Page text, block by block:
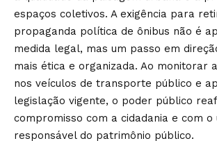
espaços coletivos. A exigência para
propaganda política de ônibus não é
medida legal, mas um passo em
mais ética e organizada. Ao monitorar
nos veículos de transporte público e
legislação vigente, o poder público
compromisso com a cidadania e com o
responsável do patrimônio público.